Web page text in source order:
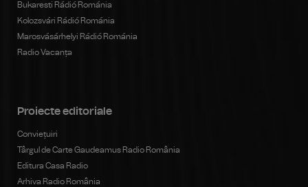
Bukaresti Rádió Románia
Kolozsvári Rádió Románia
Marosvásárhelyi Rádió Románia
Radio Vacanța
Proiecte editoriale
Conviețuiri
Târgul de Carte Gaudeamus Radio România
Editura Casa Radio
Arhiva Radio România